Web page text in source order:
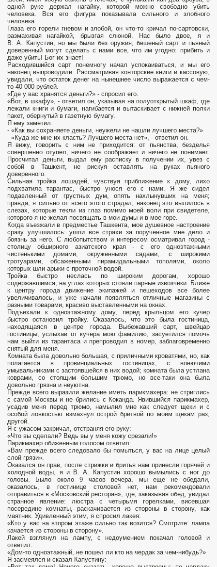
одной руке держал нагайку, которой можно свободно убить
человека. Вся его фигура показывала сильного и злобного
человека.
Глаза его горели гневом и злобой, он что-то кричал по-сартовски,
размахивая нагайкой, брызгая слюной. Нас было двое, я и
В. А. Капустин, но мы были без оружия; бешеный сарт и пьяный
доверенный могут сделать с нами все, что им угодно: прибить и
даже убить! Бог их знает!
Расходившийся сарт понемногу начал успокаиваться, и мы его
наконец выпроводили. Рассматривая конторские книги и кассовую,
увидали, что остаток денег на нынешнее число выражается с чем-
то 40 000 рублей.
«Где у вас хранятся деньги?» - спросил его.
«Вот, в шкафу», - ответил он, указывая на полуоткрытый шкаф, где
лежали книги и бумаги, нагибается и вытаскивает с нижней полки
пакет, обернутый в газетную бумагу.
Я ему заметил:
- «Как вы сохраняете деньги, неужели не нашли лучшего места?»
- «Куда же мне их класть? Лучшего места нет», - ответил он.
Я вижу, говорить с ним не приходится: от пьянства, безделья
совершенно отупел, ничего не соображает и ничего не понимает.
Просчитал деньги, выдал ему расписку в получении их, увез с
собой в Ташкент, не рискуя оставлять на руках пьяного
доверенного.
Сильная тройка лошадей, чувствуя приближение к дому, лихо
подхватила тарантас, быстро унося его с нами. Я же сидел
подавленный от грустных дум, опять нахлынувших на меня;
правда, я сильно от всего этого страдал, наконец это вылилось в
слезах, которые текли из глаз помимо моей воли при свидетеле,
которого я не желал посвящать в мои думы и в мое горе.
Когда въезжали в предместье Ташкента, мое душевное настроение
сразу улучшилось: ушли все страхи за порученное мне дело и
боязнь за него. С любопытством и интересом осматривал город -
столицу обширного азиатского края - с его одноэтажными
чистенькими домами, окруженными садами, с широкими
тротуарами, обсаженными пирамидальными тополями, около
которых шли арыки с проточной водой.
Тройка быстро неслась по широким дорогам, хорошо
содержавшимся, на углах которых стояли парные извозчики. Ближе
к центру города движение экипажей и пешеходов все более
увеличивалось, и уже начали появляться отличные магазины с
разными товарами, красиво выставленными на окнах.
Подъехали к одноэтажному дому, перед крыльцом его кучер
быстро остановил тройку. Оказалось, что это была гостиница,
находящаяся в центре города. Выбежавший сарт, швейцар
гостиницы, услыхав от кучера мою фамилию, засуетился помочь
нам выйти из тарантаса и препроводил в номер, заблаговременно
снятый для меня.
Комната была довольно большая, с приличными кроватями, но, как
полагается в провинциальных гостиницах, с вонючими
умывальниками с застоявшейся в них водой; комната была устлана
коврами, со стоящим большим трюмо, но все-таки она была
довольно грязна и неуютна.
Прежде всего выразили желание иметь парикмахера: не стриглись
с самой Москвы и не брились с Коканда. Явившийся парикмахер,
усадив меня перед трюмо, намылил мне как следует щеки и с
особой ловкостью взмахнул острой бритвой по моим щекам раз,
другой.
Я с ужасом закричал, отстраняя его руку:
«Что вы сделали? Ведь вы у меня кожу срезали!»
Парикмахер обиженным голосом ответил:
«Вам прежде всего следовало бы помыться, у вас на лице целый
слой грязи».
Оказался он прав, после стрижки и бритья нам принесли горячей и
холодной воды, я и В. А. Капустин хорошо вымылись с ног до
головы. Было около 9 часов вечера, мы еще не обедали,
оказалось, в гостинице столовой нет, нам рекомендовали
отправиться в «Московский ресторан», где, заказывая обед, увидал
странное явление: люстра с четырьмя горелками, висевшая
посередине комнаты, раскачивается из стороны в сторону, как
маятник. Удивленный этим, я спросил лакея:
«Кто у вас на втором этаже сильно так возится? Смотрите: лампа
качается из стороны в сторону».
Лакей взглянул на лампу, с недоумением покачал головой и
ответил:
«Дом-то одноэтажный, не пошел ли кто на чердак за чем-нибудь?»
Я засмеялся и сказал Капустину: